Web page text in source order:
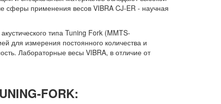
сферы применения весов VIBRA CJ-ER - научная
типа Tuning Fork (MMTS-
для измерения постоянного количества и
Лабораторные весы VIBRA, в отличие от
FORK: